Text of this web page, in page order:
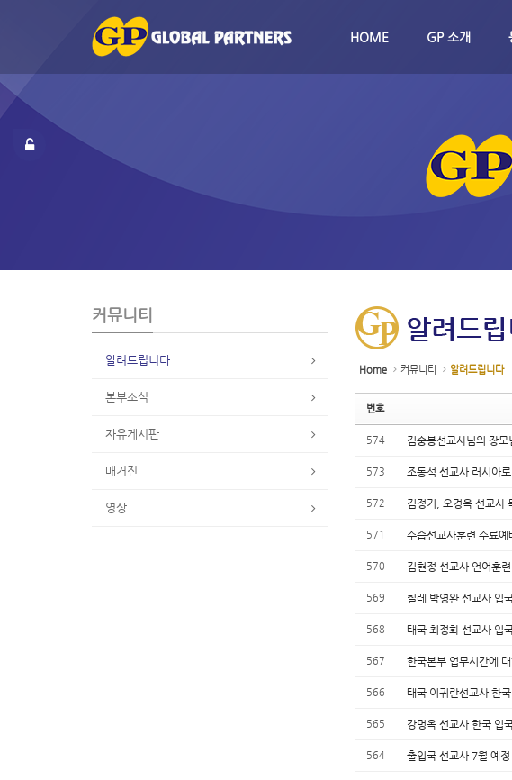
HOME GP 소개
u
b
t
커뮤니티
알려드립니다
본부소식
자유게시판
매거진
영상
Home 커뮤니티 알려드립니다
번호
574 김숭봉선교사님의 장모
573 조동석 선교사 러시아
572 김정기, 오경옥 선교사
571 수습선교사훈련 수료
570 김현정 선교사 언어훈
569 칠레 박영완 선교사 입
568 태국 최정화 선교사 입
567 한국본부 업무시간에
566 태국 이귀란선교사 한
565 강명옥 선교사 한국 입
564 출입국 선교사 7월 예정